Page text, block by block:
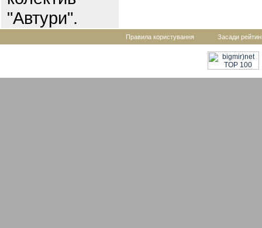
"Автури".
Правила користування Засади